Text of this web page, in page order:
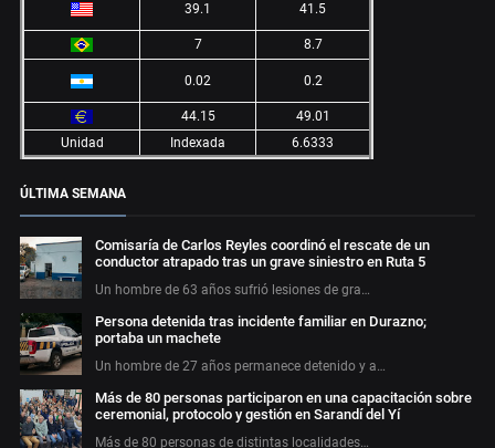
39.1 41.5
7 8.7
0.02 0.2
44.15
49.01
Unidad
Indexada 6.6333
ÚLTIMA SEMANA
Comisaría de Carlos Reyles coordinó el rescate de un
conductor atrapado tras un grave siniestro en Ruta 5
Un hombre de 63 años sufrió lesiones de gra…
Persona detenida tras incidente familiar en Durazno;
portaba un machete
Un hombre de 27 años permanece detenido y a…
Más de 80 personas participaron en una capacitación sobre
ceremonial, protocolo y gestión en Sarandí del Yí
Más de 80 personas de distintas localidades…